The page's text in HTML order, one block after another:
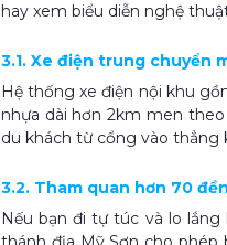
hay xem biểu diễn nghệ
3.1. Xe điện trung chuyển
Hệ thống xe điện nội khu
nhựa dài hơn 2km men
du khách từ cổng vào
3.2. Tham quan hơn 70
Nếu bạn đi tự túc và lo